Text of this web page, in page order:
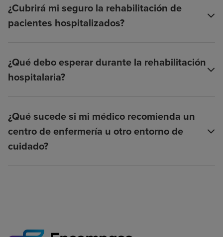
¿Cubrirá mi seguro la rehabilitación de
pacientes hospitalizados?
¿Qué debo esperar durante la rehabilitación
hospitalaria?
¿Qué sucede si mi médico recomienda un
centro de enfermería u otro entorno de
cuidado?